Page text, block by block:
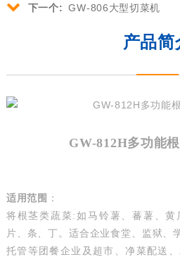
下一个: GW-806大型切菜机
产品简
GW-812H多功能
适用范围 ：
将根茎类蔬菜 : 如马铃薯、蕃薯、黄
片、条、丁。适合企业食堂、监狱、
托管等团餐企业及超市、净菜配送